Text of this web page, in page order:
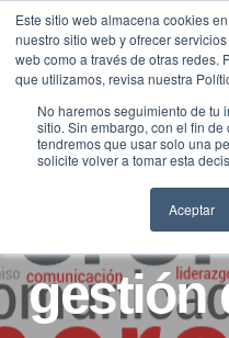
Este sitio web almacena cookies
nuestro sitio web y ofrecer
web como a través de otras redes.
que utilizamos, revisa nuestra
No haremos seguimiento de tu
sitio. Sin embargo, con el fin
tendremos que usar solo una
solicite volver a tomar esta
Aceptar
Saltar
contenido
BLOG
gestión